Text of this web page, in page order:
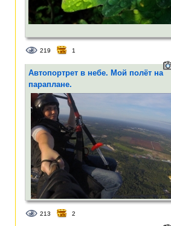
219 1
Автопортрет в небе. Мой полёт на
параплане.
213 2